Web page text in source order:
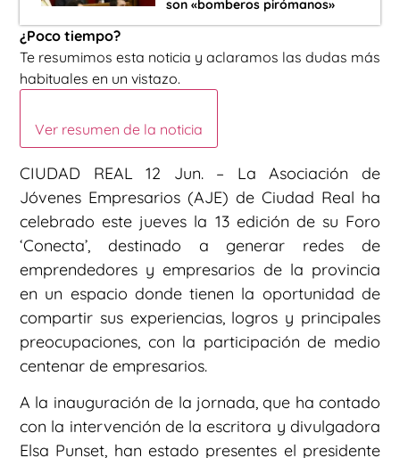
son «bomberos pirómanos»
¿Poco tiempo?
Te resumimos esta noticia y aclaramos las dudas más
habituales en un vistazo.
Ver resumen de la noticia
CIUDAD REAL 12 Jun. – La Asociación de
Jóvenes Empresarios (AJE) de Ciudad Real ha
celebrado este jueves la 13 edición de su Foro
‘Conecta’, destinado a generar redes de
emprendedores y empresarios de la provincia
en un espacio donde tienen la oportunidad de
compartir sus experiencias, logros y principales
preocupaciones, con la participación de medio
centenar de empresarios.
A la inauguración de la jornada, que ha contado
con la intervención de la escritora y divulgadora
Elsa Punset, han estado presentes el presidente